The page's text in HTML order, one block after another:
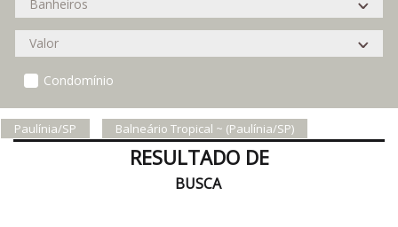
Condomínio
Paulínia/SP Balneário Tropical ~ (Paulínia/SP)
RESULTADO DE
BUSCA